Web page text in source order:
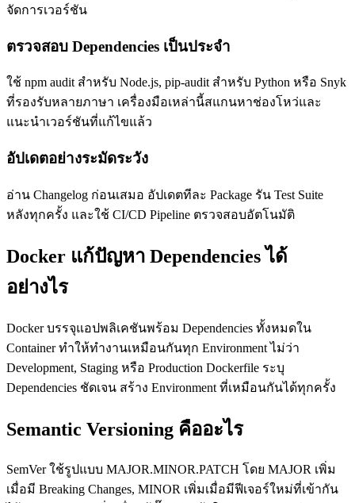
จัดการเวอร์ชัน
ตรวจสอบ Dependencies เป็นประจำ
ใช้ npm audit สำหรับ Node.js, pip-audit สำหรับ Python หรือ Snyk
ที่รองรับหลายภาษา เครื่องมือเหล่านี้สแกนหาช่องโหว่และ
แนะนำเวอร์ชันที่แก้ไขแล้ว
อัปเดตอย่างระมัดระวัง
อ่าน Changelog ก่อนเสมอ อัปเดตทีละ Package รัน Test Suite
หลังทุกครั้ง และใช้ CI/CD Pipeline ตรวจสอบอัตโนมัติ
Docker แก้ปัญหา Dependencies ได้
อย่างไร
Docker บรรจุแอปพลิเคชันพร้อม Dependencies ทั้งหมดใน
Container ทำให้ทำงานเหมือนกันทุก Environment ไม่ว่า
Development, Staging หรือ Production Dockerfile ระบุ
Dependencies ชัดเจน สร้าง Environment ที่เหมือนกันได้ทุกครั้ง
Semantic Versioning คืออะไร
SemVer ใช้รูปแบบ MAJOR.MINOR.PATCH โดย MAJOR เพิ่ม
เมื่อมี Breaking Changes, MINOR เพิ่มเมื่อมีฟีเจอร์ใหม่ที่เข้ากัน